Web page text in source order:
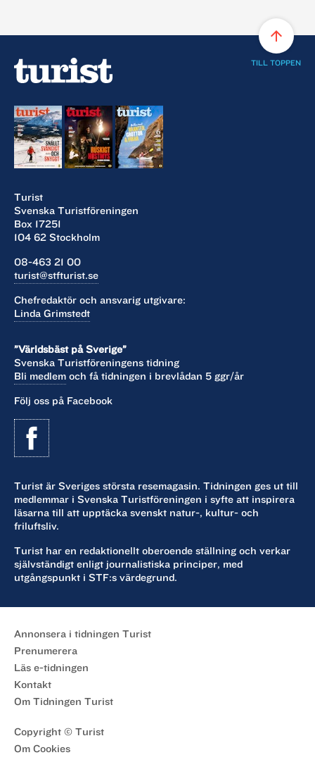
Turist
Svenska Turistföreningen
Box 17251
104 62 Stockholm
08-463 21 00
turist@stfturist.se
Chefredaktör och ansvarig utgivare:
Linda Grimstedt
”Världsbäst på Sverige”
Svenska Turistföreningens tidning
Bli medlem och få tidningen i brevlådan 5 ggr/år
Följ oss på Facebook
Turist är Sveriges största resemagasin. Tidningen ges ut till
medlemmar i Svenska Turistföreningen i syfte att inspirera
läsarna till att upptäcka svenskt natur-, kultur- och
friluftsliv.
Turist har en redaktionellt oberoende ställning och verkar
självständigt enligt journalistiska principer, med
utgångspunkt i STF:s värdegrund.
arrow_upward
TILL TOPPEN
Annonsera i tidningen Turist
Prenumerera
Läs e-tidningen
Kontakt
Om Tidningen Turist
Copyright © Turist
Om Cookies